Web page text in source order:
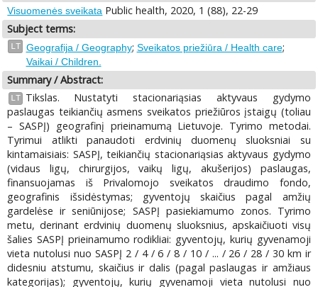
Visuomenės sveikata Public health, 2020, 1 (88), 22-29
Subject terms:
LT Geografija / Geography; Sveikatos priežiūra / Health care;
Vaikai / Children.
Summary / Abstract:
LT
Tikslas. Nustatyti stacionariąsias aktyvaus gydymo
paslaugas teikiančių asmens sveikatos priežiūros įstaigų (toliau
– SASPĮ) geografinį prieinamumą Lietuvoje. Tyrimo metodai.
Tyrimui atlikti panaudoti erdvinių duomenų sluoksniai su
kintamaisiais: SASPĮ, teikiančių stacionariąsias aktyvaus gydymo
(vidaus ligų, chirurgijos, vaikų ligų, akušerijos) paslaugas,
finansuojamas iš Privalomojo sveikatos draudimo fondo,
geografinis išsidėstymas; gyventojų skaičius pagal amžių
gardelėse ir seniūnijose; SASPĮ pasiekiamumo zonos. Tyrimo
metu, derinant erdvinių duomenų sluoksnius, apskaičiuoti visų
šalies SASPĮ prieinamumo rodikliai: gyventojų, kurių gyvenamoji
vieta nutolusi nuo SASPĮ 2 / 4 / 6 / 8 / 10 / ... / 26 / 28 / 30 km ir
didesniu atstumu, skaičius ir dalis (pagal paslaugas ir amžiaus
kategorijas); gyventojų, kurių gyvenamoji vieta nutolusi nuo